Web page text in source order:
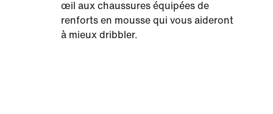
œil aux chaussures équipées de
renforts en mousse qui vous aideront
à mieux dribbler.